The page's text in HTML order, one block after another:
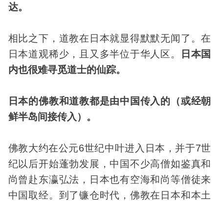
达。
相比之下， 道教在日本就显得默默无闻了。在
日本道观稀少，且又多半位于华人区。
日本国
内也很难寻觅道士的仙踪。
日本的佛教和道教都是由中国传入的（或经朝
鲜半岛间接传入）。
佛教大约在公元6世纪中叶进入日本，并于7世
纪以后开始蓬勃发展，中国不少高僧如鉴真和
尚曾赴东瀛弘法，日本也有空海和尚等僧徒来
中国取经。到了镰仓时代，佛教在日本和本土